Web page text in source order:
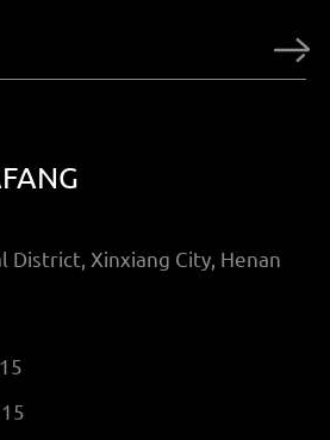
District, Xinxiang City, Henan